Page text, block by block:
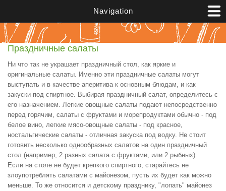
Navigation
Праздничные салаты
Ни что так не украшает праздничный стол, как яркие и
оригинальные салаты. Именно эти праздничные салаты могут
выступать и в качестве аперитива к основным блюдам, и как
закуски под спиртное. Выбирая праздничный салат, определитесь с
его назначением. Легкие овощные салаты подают непосредственно
перед горячим, салаты с фруктами и морепродуктами обычно - под
белое вино, легкие мясо-овощные салаты - под красное,
ностальгические салаты - отличная закуска под водку. Не стоит
готовить несколько однообразных салатов на один праздничный
стол (например, 2 разных салата с фруктами, или 2 рыбных).
Если на столе не будет крепкого спиртного, старайтесь не
злоупотреблять салатами с майонезом, пусть их будет как можно
меньше. То же относится и детскому празднику, "лопать" майонез